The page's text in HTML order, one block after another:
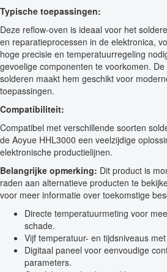
Typische toepassingen:
Deze reflow-oven is ideaal voor het
en reparatieprocessen in de elektronica,
hoge precisie en temperatuurregeling
gevoelige componenten te voorkomen.
solderen maakt hem geschikt voor
toepassingen.
Compatibiliteit:
Compatibel met verschillende soorten
de Aoyue HHL3000 een veelzijdige
elektronische productielijnen.
Belangrijke opmerking: Dit product is
raden aan alternatieve producten te
voor meer informatie over toekomstige
Directe temperatuurmeting voor
schade.
Vijf temperatuur- en tijdsniveaus
Digitaal paneel voor eenvoudige
parameters.